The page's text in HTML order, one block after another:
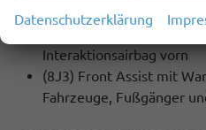
(NZ2) Pan-European-eCall
Interaktionsairbag vorn
(8J3) Front Assist mit
Fahrzeuge, Fußgänger
Datenschutzerklärung